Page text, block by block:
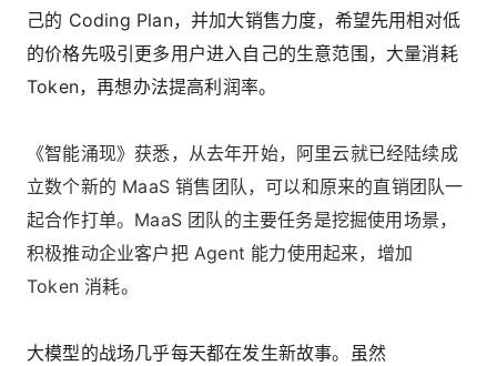
己的 Coding Plan，并加大销售力度，希望先用相对低
的价格先吸引更多用户进入自己的生意范围，大量消耗
Token，再想办法提高利润率。
《智能涌现》获悉，从去年开始，阿里云就已经陆续成
立数个新的 MaaS 销售团队，可以和原来的直销团队一
起合作打单。MaaS 团队的主要任务是挖掘使用场景，
积极推动企业客户把 Agent 能力使用起来，增加
Token 消耗。
大模型的战场几乎每天都在发生新故事。虽然